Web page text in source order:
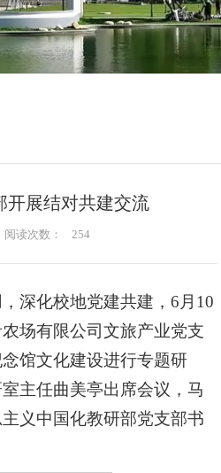
开展结对共建交流
阅读次数： 254
深化校地党建共建，6月10
场有限公司文旅产业党支
馆文化建设进行专题研
主任曲美亭出席会议，马
义中国化教研部党支部书